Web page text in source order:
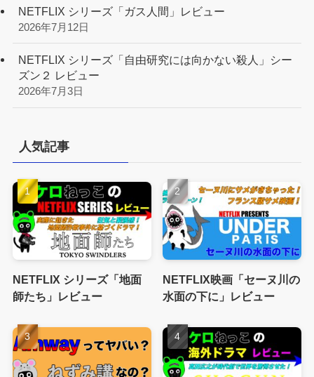
NETFLIX シリーズ「ガス人間」レビュー
2026年7月12日
NETFLIX シリーズ「自由研究には向かない殺人」シー
ズン２ レビュー
2026年7月3日
人気記事
NETFLIX シリーズ「地面
師たち」レビュー
NETFLIX映画「セーヌ川の
水面の下に」レビュー